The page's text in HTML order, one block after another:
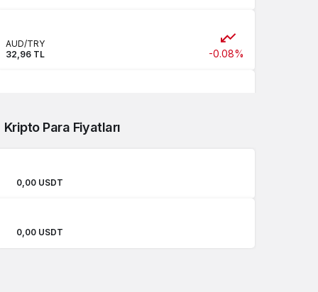
AUD/TRY
32,96 TL
-0.08%
Kripto Para Fiyatları
0,00 USDT
0,00 USDT